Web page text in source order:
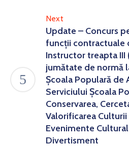
Next
Update – Concurs
funcții contractuale
Instructor treapta
jumătate de normă
Școala Populară de
Serviciului Şcoala
Conservarea,
Valorificarea
Evenimente
Divertisment